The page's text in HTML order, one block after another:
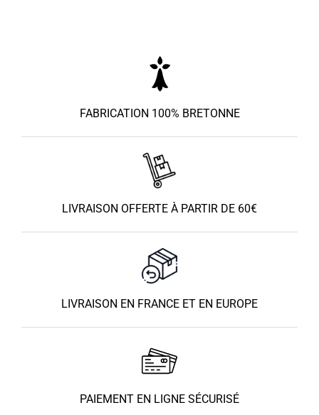
FABRICATION 100% BRETONNE
LIVRAISON OFFERTE À PARTIR DE 60€
LIVRAISON EN FRANCE ET EN EUROPE
PAIEMENT EN LIGNE SÉCURISÉ